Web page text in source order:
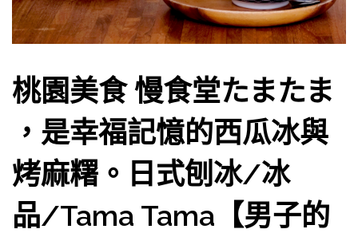
桃園美食 慢食堂たまたま
，是幸福記憶的西瓜冰與
烤麻糬。日式刨冰/冰
品/Tama Tama【男子的